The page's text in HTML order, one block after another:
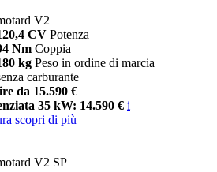
V2
CV Potenza
Nm Coppia
kg Peso in ordine di marcia
carburante
da 15.590 €
35 kW: 14.590 € i
scopri di più
V2 SP